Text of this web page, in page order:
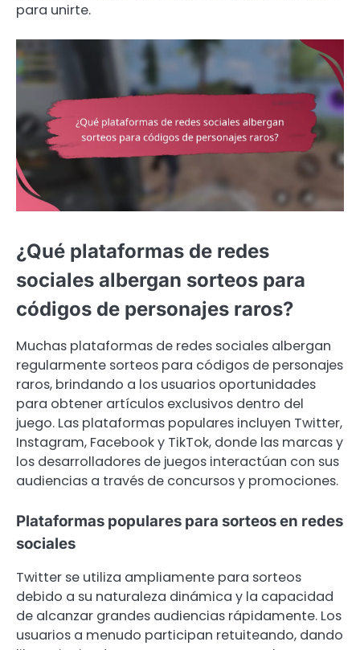
para unirte.
¿Qué plataformas de redes
sociales albergan sorteos para
códigos de personajes raros?
Muchas plataformas de redes sociales albergan
regularmente sorteos para códigos de personajes
raros, brindando a los usuarios oportunidades
para obtener artículos exclusivos dentro del
juego. Las plataformas populares incluyen Twitter,
Instagram, Facebook y TikTok, donde las marcas y
los desarrolladores de juegos interactúan con sus
audiencias a través de concursos y promociones.
Plataformas populares para sorteos en redes
sociales
Twitter se utiliza ampliamente para sorteos
debido a su naturaleza dinámica y la capacidad
de alcanzar grandes audiencias rápidamente. Los
usuarios a menudo participan retuiteando, dando